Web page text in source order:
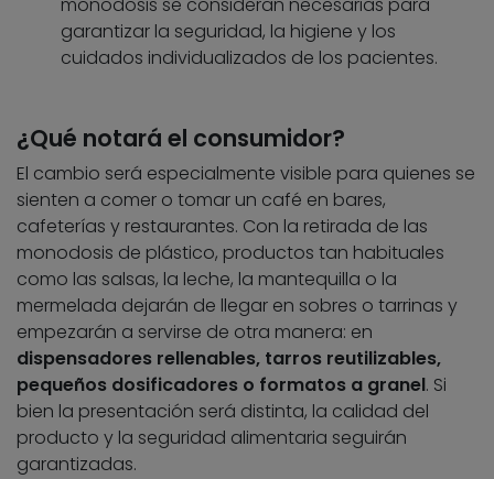
monodosis se consideran necesarias para
garantizar la seguridad, la higiene y los
cuidados individualizados de los pacientes.
¿Qué notará el consumidor?
El cambio será especialmente visible para quienes se
sienten a comer o tomar un café en bares,
cafeterías y restaurantes. Con la retirada de las
monodosis de plástico, productos tan habituales
como las salsas, la leche, la mantequilla o la
mermelada dejarán de llegar en sobres o tarrinas y
empezarán a servirse de otra manera: en
dispensadores rellenables, tarros reutilizables,
pequeños dosificadores o formatos a granel. Si
bien la presentación será distinta, la calidad del
producto y la seguridad alimentaria seguirán
garantizadas.